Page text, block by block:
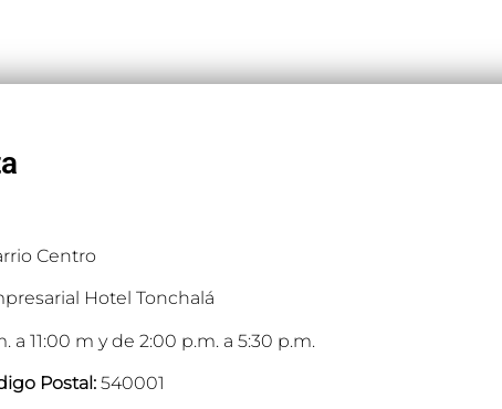
Centro
Hotel Tonchalá
a 11:00 m y de 2:00 p.m. a 5:30 p.m.
Postal: 540001